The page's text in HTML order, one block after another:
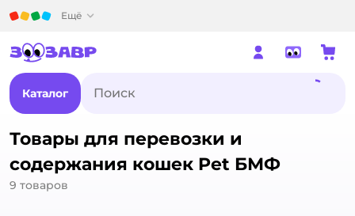
Ещё
Каталог
Товары для перевозки и
содержания кошек Pet БМФ
9 товаров